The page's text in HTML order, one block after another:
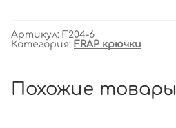
Артикул: F204-6
Категория: FRAP крючки
Похожие товары